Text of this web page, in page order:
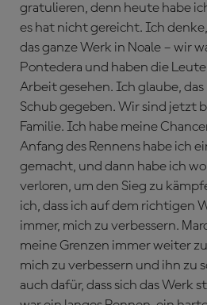
gratulieren, denn heute habe
es hat nicht gereicht. Ich
das ganze Werk in Noale – wir
Pontedera und haben die
Arbeit gesehen. Ich glaube,
Schub gegeben. Wir sind jetzt
Familie. Ich habe meine
Anfang des Rennens habe ich
gemacht, und dann habe ich
verloren, um den Sieg zu
ich, dass ich auf dem richtigen
immer, mich zu verbessern.
meine Grenzen immer weiter
mich zu verbessern und ihn zu
auch dafür, dass sich das Werk